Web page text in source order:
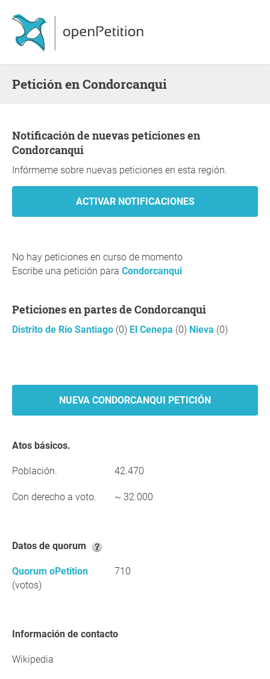
Petición en Condorcanqui
Notificación de nuevas peticiones en
Condorcanqui
Infórmeme sobre nuevas peticiones en esta región.
No hay peticiones en curso de momento
Escribe una petición para Condorcanqui
Peticiones en partes de Condorcanqui
Distrito de Río Santiago (0) El Cenepa (0) Nieva (0)
NUEVA CONDORCANQUI PETICIÓN
Atos básicos.
Población. 42.470
Con derecho a voto. ~ 32.000
Datos de quorum
Quorum oPetition
(votos)
710
Información de contacto
Wikipedia